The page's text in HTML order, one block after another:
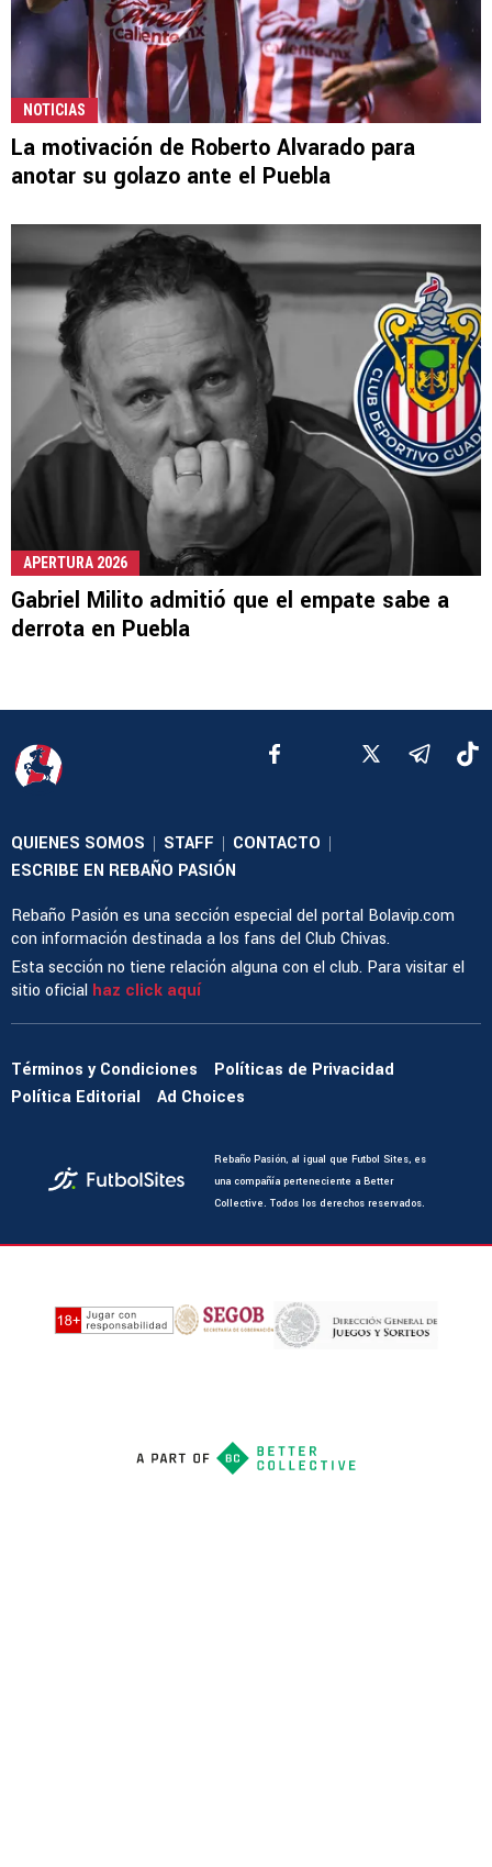
NOTICIAS
La motivación de Roberto Alvarado para
anotar su golazo ante el Puebla
APERTURA 2026
Gabriel Milito admitió que el empate sabe a
derrota en Puebla
QUIENES SOMOS STAFF CONTACTO
ESCRIBE EN REBAÑO PASIÓN
Rebaño Pasión es una sección especial del portal Bolavip.com
con información destinada a los fans del Club Chivas.
Esta sección no tiene relación alguna con el club. Para visitar el
sitio oficial haz click aquí
Términos y Condiciones
Políticas de Privacidad
Política Editorial
Ad Choices
Rebaño Pasión, al igual que Futbol Sites, es
una compañía perteneciente a Better
Collective. Todos los derechos reservados.